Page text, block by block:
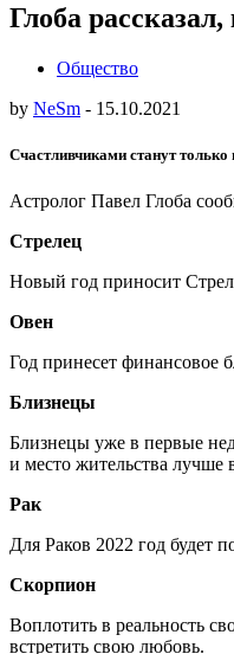
Глоба
Общество
by NeSm - 15.10.2021
Счастливчиками станут только
Астролог Павел Глоба
Стрелец
Новый год приносит
Овен
Год принесет финансовое
Близнецы
Близнецы уже в первые
и место жительства лучше
Рак
Для Раков 2022 год будет
Скорпион
Воплотить в реальность
встретить свою любовь.